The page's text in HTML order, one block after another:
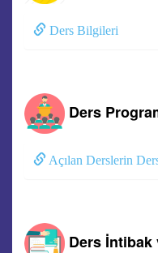
Ders Bilgileri
Ders
Açılan Derslerin
Ders İntibak